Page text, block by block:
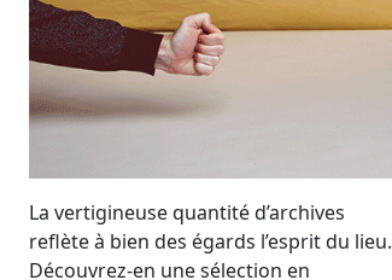
La vertigineuse quantité d’archives
reflète à bien des égards l’esprit du lieu.
Découvrez-en une sélection en